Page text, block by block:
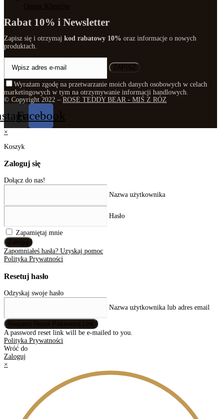
Opinie Klientów
Rabat 10% i Newsletter
Zapisz się i otrzymaj kod rabatowy 10% oraz informacje o nowych
produktach.
ZAPISZ
Wyrażam zgodę na przetwarzanie moich danych osobowych w celach
marketingowych w tym na otrzymywanie informacji handlowych.
© Copyright 2022 – ROSE TEDDY BEAR - MIŚ Z RÓZ
Facebook
×
Koszyk
Zaloguj się
Dołącz do nas!
Nazwa użytkownika
Hasło
Zapamiętaj mnie
Zaloguj
Zapomniałeś hasła? Uzyskaj pomoc
Polityka Prywatności
Resetuj hasło
Odzyskaj swoje hasło
Nazwa użytkownika lub adres email
Request Reset Password Link
A password reset link will be e-mailed to you.
Polityka Prywatności
Wróć do
Zaloguj
×